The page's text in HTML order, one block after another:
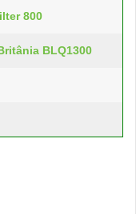
800
BLQ1300